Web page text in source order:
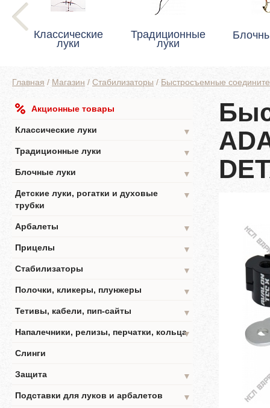
Классические
луки
Традиционные
луки
Главная / Магазин / Стабилизаторы / Быстросъемные
Акционные товары
Классические луки
▼
Традиционные луки
▼
Блочные луки
▼
Детские луки, рогатки и духовые
трубки
▼
Арбалеты
▼
Прицелы
▼
Стабилизаторы
▼
Полочки, кликеры, плунжеры
▼
Тетивы, кабели, пип-сайты
▼
Напалечники, релизы, перчатки, кольца▼
Слинги
Защита
▼
Подставки для луков и арбалетов
▼